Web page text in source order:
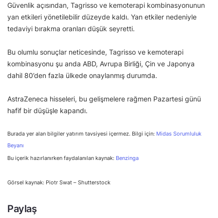
Güvenlik açısından, Tagrisso ve kemoterapi kombinasyonunun
yan etkileri yönetilebilir düzeyde kaldı. Yan etkiler nedeniyle
tedaviyi bırakma oranları düşük seyretti.
Bu olumlu sonuçlar neticesinde, Tagrisso ve kemoterapi
kombinasyonu şu anda ABD, Avrupa Birliği, Çin ve Japonya
dahil 80’den fazla ülkede onaylanmış durumda.
AstraZeneca hisseleri, bu gelişmelere rağmen Pazartesi günü
hafif bir düşüşle kapandı.
Burada yer alan bilgiler yatırım tavsiyesi içermez. Bilgi için: Midas Sorumluluk
Beyanı
Bu içerik hazırlanırken faydalanılan kaynak: Benzinga
Görsel kaynak: Piotr Swat – Shutterstock
Paylaş